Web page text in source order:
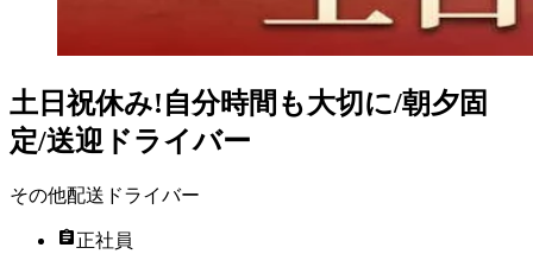
土日祝休み!自分時間も大切に/朝夕固
定/送迎ドライバー
その他配送ドライバー
正社員